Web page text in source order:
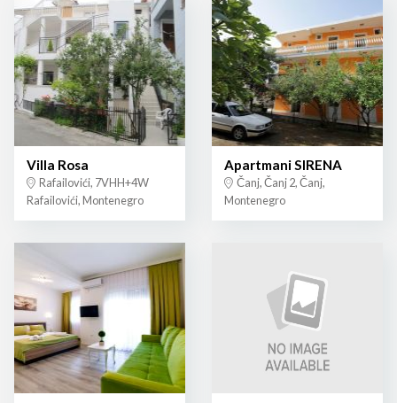
Villa Rosa
Rafailovići, 7VHH+4W
Rafailovići, Montenegro
Apartmani SIRENA
Čanj, Čanj 2, Čanj,
Montenegro